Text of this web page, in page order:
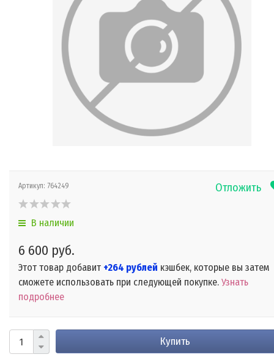
Отложить
Артикул: 764249
В наличии
6 600 руб.
Этот товар добавит +264 рублей кэшбек, которые вы затем
сможете использовать при следующей покупке. Узнать
подробнее
Купить